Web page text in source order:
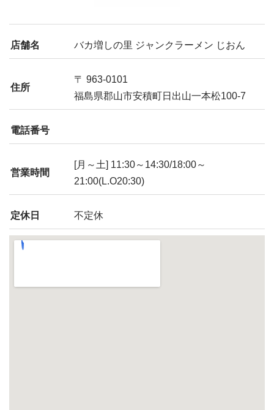
店舗名 バカ増しの里 ジャンクラーメン じおん
住所
〒 963-0101
福島県郡山市安積町日出山一本松100-7
電話番号
営業時間
[月～土] 11:30～14:30/18:00～
21:00(L.O20:30)
定休日 不定休